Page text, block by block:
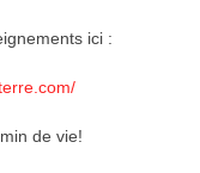
ici :
de vie!